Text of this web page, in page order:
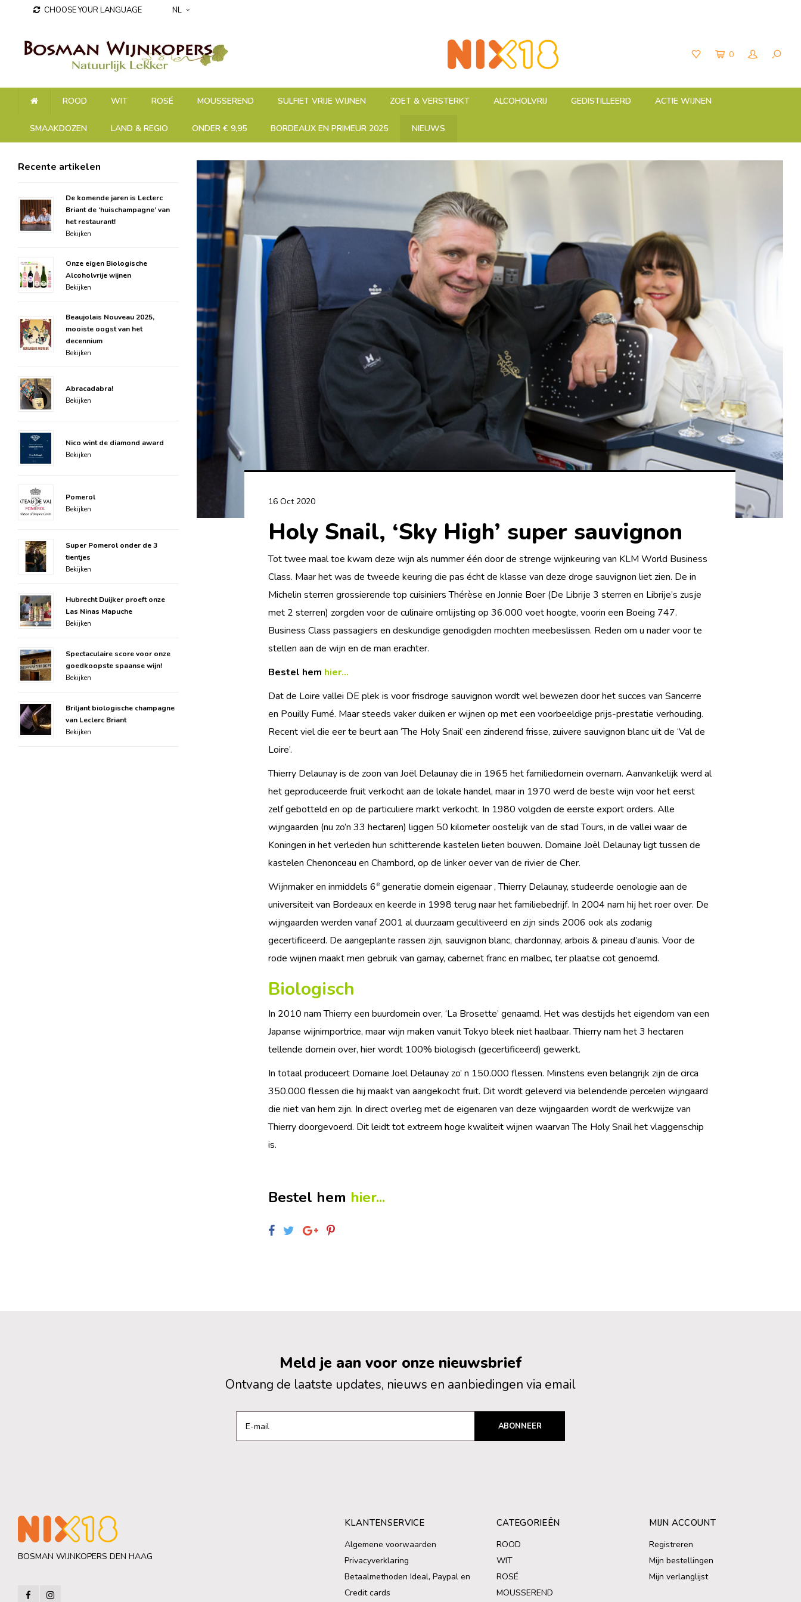
CHOOSE YOUR LANGUAGE NL
0
ROOD WIT ROSÉ MOUSSEREND SULFIET VRIJE WIJNEN ZOET & VERSTERKT ALCOHOLVRIJ GEDISTILLEERD ACTIE WIJNEN
SMAAKDOZEN LAND & REGIO ONDER € 9,95 BORDEAUX EN PRIMEUR 2025 NIEUWS
Recente artikelen
De komende jaren is Leclerc
Briant de ‘huischampagne’ van
het restaurant!
Bekijken
Onze eigen Biologische
Alcoholvrije wijnen
Bekijken
Beaujolais Nouveau 2025,
mooiste oogst van het
decennium
Bekijken
Abracadabra!
Bekijken
Nico wint de diamond award
Bekijken
Pomerol
Bekijken
Super Pomerol onder de 3
tientjes
Bekijken
Hubrecht Duijker proeft onze
Las Ninas Mapuche
Bekijken
Spectaculaire score voor onze
goedkoopste spaanse wijn!
Bekijken
Briljant biologische champagne
van Leclerc Briant
Bekijken
16 Oct 2020
Holy Snail, ‘Sky High’ super sauvignon
Tot twee maal toe kwam deze wijn als nummer één door de strenge wijnkeuring van KLM World Business
Class. Maar het was de tweede keuring die pas écht de klasse van deze droge sauvignon liet zien. De in
Michelin sterren grossierende top cuisiniers Thérèse en Jonnie Boer (De Librije 3 sterren en Librije’s zusje
met 2 sterren) zorgden voor de culinaire omlijsting op 36.000 voet hoogte, voorin een Boeing 747.
Business Class passagiers en deskundige genodigden mochten meebeslissen. Reden om u nader voor te
stellen aan de wijn en de man erachter.
Bestel hem hier...
Dat de Loire vallei DE plek is voor frisdroge sauvignon wordt wel bewezen door het succes van Sancerre
en Pouilly Fumé. Maar steeds vaker duiken er wijnen op met een voorbeeldige prijs-prestatie verhouding.
Recent viel die eer te beurt aan ‘The Holy Snail’ een zinderend frisse, zuivere sauvignon blanc uit de ‘Val de
Loire’.
Thierry Delaunay is de zoon van Joël Delaunay die in 1965 het familiedomein overnam. Aanvankelijk werd al
het geproduceerde fruit verkocht aan de lokale handel, maar in 1970 werd de beste wijn voor het eerst
zelf gebotteld en op de particuliere markt verkocht. In 1980 volgden de eerste export orders. Alle
wijngaarden (nu zo’n 33 hectaren) liggen 50 kilometer oostelijk van de stad Tours, in de vallei waar de
Koningen in het verleden hun schitterende kastelen lieten bouwen. Domaine Joël Delaunay ligt tussen de
kastelen Chenonceau en Chambord, op de linker oever van de rivier de Cher.
Wijnmaker en inmiddels 6egeneratie domein eigenaar , Thierry Delaunay, studeerde oenologie aan de
universiteit van Bordeaux en keerde in 1998 terug naar het familiebedrijf. In 2004 nam hij het roer over. De
wijngaarden werden vanaf 2001 al duurzaam gecultiveerd en zijn sinds 2006 ook als zodanig
gecertificeerd. De aangeplante rassen zijn, sauvignon blanc, chardonnay, arbois & pineau d’aunis. Voor de
rode wijnen maakt men gebruik van gamay, cabernet franc en malbec, ter plaatse cot genoemd.
Biologisch
In 2010 nam Thierry een buurdomein over, ‘La Brosette’ genaamd. Het was destijds het eigendom van een
Japanse wijnimportrice, maar wijn maken vanuit Tokyo bleek niet haalbaar. Thierry nam het 3 hectaren
tellende domein over, hier wordt 100% biologisch (gecertificeerd) gewerkt.
In totaal produceert Domaine Joel Delaunay zo’ n 150.000 flessen. Minstens even belangrijk zijn de circa
350.000 flessen die hij maakt van aangekocht fruit. Dit wordt geleverd via belendende percelen wijngaard
die niet van hem zijn. In direct overleg met de eigenaren van deze wijngaarden wordt de werkwijze van
Thierry doorgevoerd. Dit leidt tot extreem hoge kwaliteit wijnen waarvan The Holy Snail het vlaggenschip
is.
Bestel hem hier...
Meld je aan voor onze nieuwsbrief
Ontvang de laatste updates, nieuws en aanbiedingen via email
ABONNEER
BOSMAN WIJNKOPERS DEN HAAG
KLANTENSERVICE
Algemene voorwaarden
Privacyverklaring
Betaalmethoden Ideal, Paypal en
Credit cards
CATEGORIEËN
ROOD
WIT
ROSÉ
MOUSSEREND
MIJN ACCOUNT
Registreren
Mijn bestellingen
Mijn verlanglijst